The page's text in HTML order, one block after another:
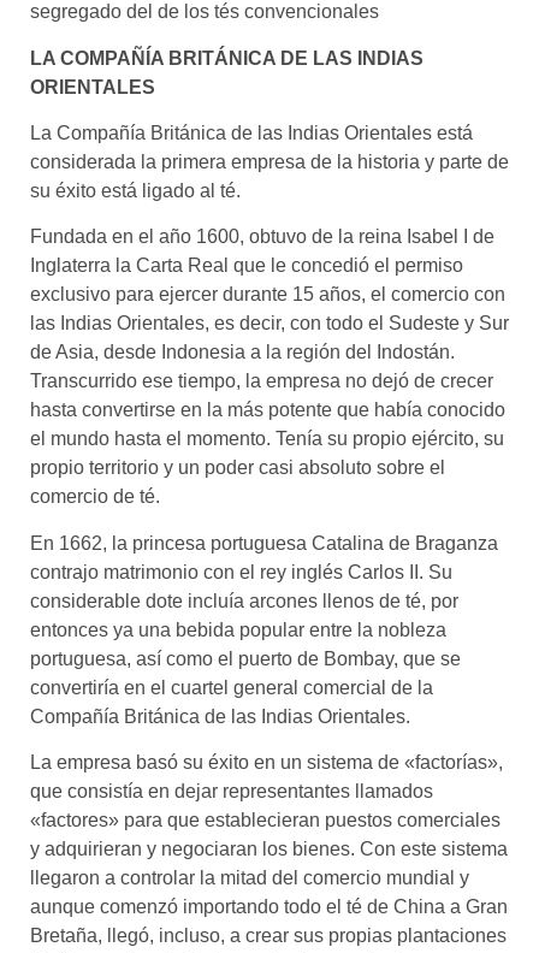
segregado del de los tés convencionales
LA COMPAÑÍA BRITÁNICA DE LAS INDIAS
ORIENTALES
La Compañía Británica de las Indias Orientales está
considerada la primera empresa de la historia y parte de
su éxito está ligado al té.
Fundada en el año 1600, obtuvo de la reina Isabel I de
Inglaterra la Carta Real que le concedió el permiso
exclusivo para ejercer durante 15 años, el comercio con
las Indias Orientales, es decir, con todo el Sudeste y Sur
de Asia, desde Indonesia a la región del Indostán.
Transcurrido ese tiempo, la empresa no dejó de crecer
hasta convertirse en la más potente que había conocido
el mundo hasta el momento. Tenía su propio ejército, su
propio territorio y un poder casi absoluto sobre el
comercio de té.
En 1662, la princesa portuguesa Catalina de Braganza
contrajo matrimonio con el rey inglés Carlos II. Su
considerable dote incluía arcones llenos de té, por
entonces ya una bebida popular entre la nobleza
portuguesa, así como el puerto de Bombay, que se
convertiría en el cuartel general comercial de la
Compañía Británica de las Indias Orientales.
La empresa basó su éxito en un sistema de «factorías»,
que consistía en dejar representantes llamados
«factores» para que establecieran puestos comerciales
y adquirieran y negociaran los bienes. Con este sistema
llegaron a controlar la mitad del comercio mundial y
aunque comenzó importando todo el té de China a Gran
Bretaña, llegó, incluso, a crear sus propias plantaciones